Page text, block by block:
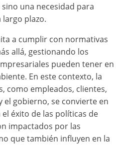
una necesidad para
plazo.
a cumplir con normativas
allá, gestionando los
pueden tener en
En este contexto, la
como empleados, clientes,
gobierno, se convierte en
éxito de las políticas de
impactados por las
que también influyen en la